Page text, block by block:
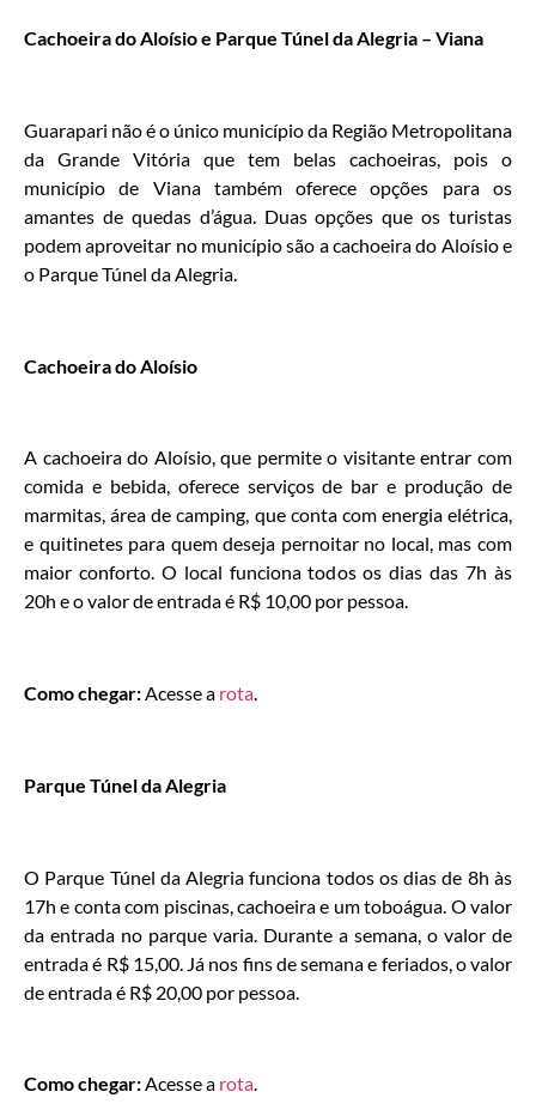
Cachoeira do Aloísio e Parque Túnel da Alegria – Viana
Guarapari não é o único município da Região Metropolitana
da Grande Vitória que tem belas cachoeiras, pois o
município de Viana também oferece opções para os
amantes de quedas d’água. Duas opções que os turistas
podem aproveitar no município são a cachoeira do Aloísio e
o Parque Túnel da Alegria.
Cachoeira do Aloísio
A cachoeira do Aloísio, que permite o visitante entrar com
comida e bebida, oferece serviços de bar e produção de
marmitas, área de camping, que conta com energia elétrica,
e quitinetes para quem deseja pernoitar no local, mas com
maior conforto. O local funciona todos os dias das 7h às
20h e o valor de entrada é R$ 10,00 por pessoa.
Como chegar:Acesse a rota.
Parque Túnel da Alegria
O Parque Túnel da Alegria funciona todos os dias de 8h às
17h e conta com piscinas, cachoeira e um toboágua. O valor
da entrada no parque varia. Durante a semana, o valor de
entrada é R$ 15,00. Já nos fins de semana e feriados, o valor
de entrada é R$ 20,00 por pessoa.
Como chegar:Acesse a rota.